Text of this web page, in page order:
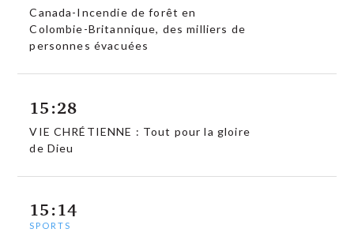
Canada-Incendie de forêt en
Colombie-Britannique, des milliers de
personnes évacuées
15:28
VIE CHRÉTIENNE : Tout pour la gloire
de Dieu
15:14
SPORTS